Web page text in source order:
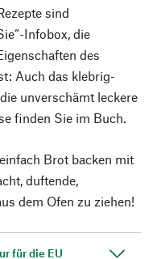
sind
Infobox, die
des
Auch das klebrig-
unverschämt leckere
finden Sie im Buch.
Brot backen mit
duftende,
dem Ofen zu ziehen!
für die EU